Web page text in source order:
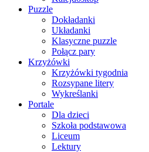
Puzzle
Dokładanki
Układanki
Klasyczne puzzle
Połącz pary
Krzyżówki
Krzyżówki tygodnia
Rozsypane litery
Wykreślanki
Portale
Dla dzieci
Szkoła podstawowa
Liceum
Lektury